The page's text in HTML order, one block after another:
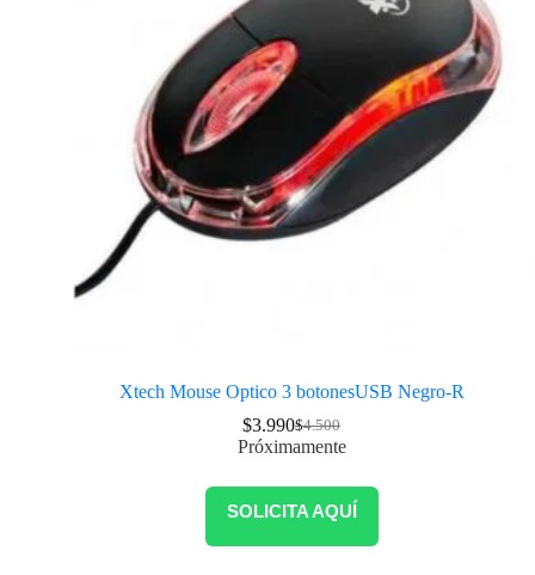
Xtech Mouse Optico 3 botonesUSB Negro-R
$4.500
$3.990
Próximamente
SOLICITA AQUÍ